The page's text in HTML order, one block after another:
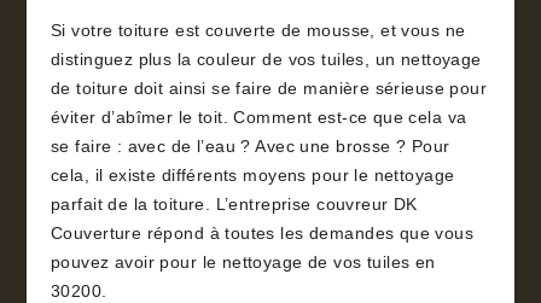
Si votre toiture est couverte de mousse, et vous ne
distinguez plus la couleur de vos tuiles, un nettoyage
de toiture doit ainsi se faire de manière sérieuse pour
éviter d’abîmer le toit. Comment est-ce que cela va
se faire : avec de l’eau ? Avec une brosse ? Pour
cela, il existe différents moyens pour le nettoyage
parfait de la toiture. L’entreprise couvreur DK
Couverture répond à toutes les demandes que vous
pouvez avoir pour le nettoyage de vos tuiles en
30200.